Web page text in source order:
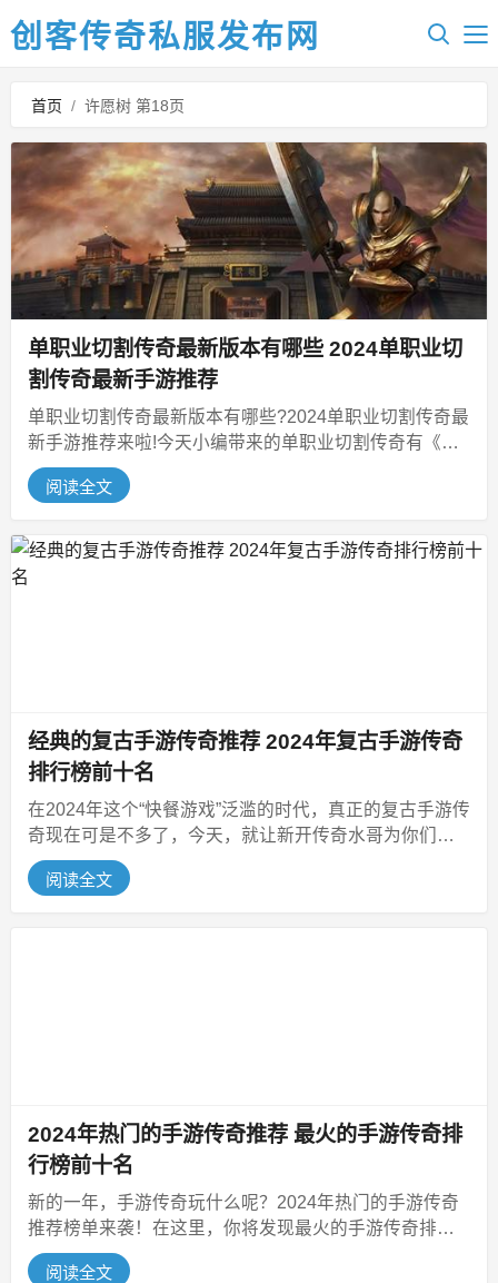
创客传奇私服发布网
首页 / 许愿树 第18页
单职业切割传奇最新版本有哪些 2024单职业切
割传奇最新手游推荐
单职业切割传奇最新版本有哪些?2024单职业切割传奇最
新手游推荐来啦!今天小编带来的单职业切割传奇有《美
杜莎传奇》《超变传奇高爆...
阅读全文
经典的复古手游传奇推荐 2024年复古手游传奇
排行榜前十名
在2024年这个“快餐游戏”泛滥的时代，真正的复古手游传
奇现在可是不多了，今天，就让新开传奇水哥为你们揭
开神秘面纱，带你领略那些...
阅读全文
2024年热门的手游传奇推荐 最火的手游传奇排
行榜前十名
新的一年，手游传奇玩什么呢？2024年热门的手游传奇
推荐榜单来袭！在这里，你将发现最火的手游传奇排行
榜前十名，它们以卓越的品质、...
阅读全文